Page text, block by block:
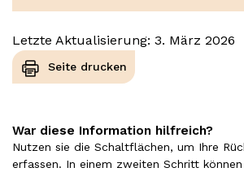
Letzte Aktualisierung: 3. März 2026
Seite drucken
War diese Information hilfreich?
Nutzen sie die Schaltflächen, um Ihre
erfassen. In einem zweiten Schritt